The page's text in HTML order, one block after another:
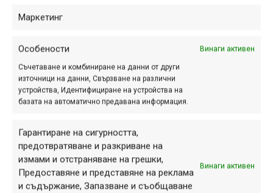
Маркетинг
Особености Винаги активен
Съчетаване и комбиниране на данни от други
източници на данни, Свързване на различни
устройства, Идентифициране на устройства на
базата на автоматично предавана информация.
Гарантиране на сигурността,
предотвратяване и разкриване на
измами и отстраняване на грешки,
Предоставяне и представяне на реклама
и съдържание, Запазване и съобщаване
Винаги активен
309
Организаторите на вече
традиционното състезание край
Драгоман посрещнаха почти 300
колоездене. В следващите редове
можете да видите резултатите до
трето място, а след това и
специалното обръщение...